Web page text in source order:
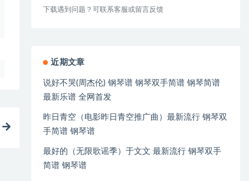
下载遇到问题？可联系客服或留言反馈
近期文章
说好不哭(周杰伦) 钢琴谱 钢琴双手简谱 钢琴简谱
最新乐谱 全网首发
昨日青空（电影昨日青空推广曲）最新流行 钢琴双
手简谱 钢琴谱
最好的（无限歌谣季）于文文 最新流行 钢琴双手
简谱 钢琴谱